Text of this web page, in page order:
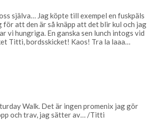
själva… Jag köpte till exempel en fuskpäls
att den är så knäpp att det blir kul och jag
vi hungriga. En ganska sen lunch intogs vid
Titti, bordsskicket! Kaos! Tra la laaa…
Walk. Det är ingen promenix jag gör
och trav, jag sätter av… /Titti